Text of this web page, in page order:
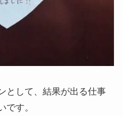
として、結果が出る仕事
です。